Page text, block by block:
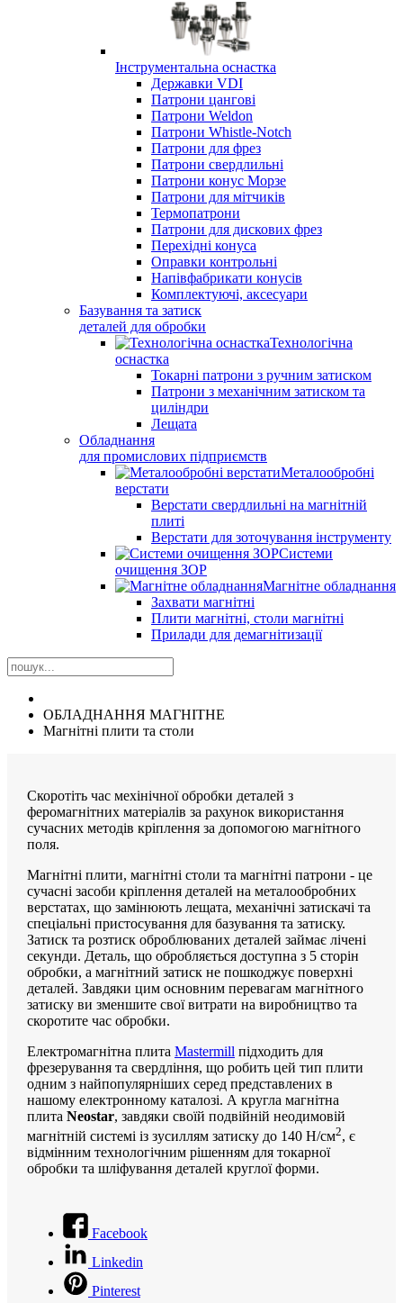
Інструментальна оснастка
Державки VDI
Патрони цангові
Патрони Weldon
Патрони Whistle-Notch
Патрони для фрез
Патрони свердлильні
Патрони конус Морзе
Патрони для мітчиків
Термопатрони
Патрони для дискових фрез
Перехідні конуса
Оправки контрольні
Напівфабрикати конусів
Комплектуючі, аксесуари
Базування та затиск
деталей для обробки
Технологічна
оснастка
Токарні патрони з ручним затиском
Патрони з механічним затиском та
циліндри
Лещата
Обладнання
для промислових підприємств
Металообробні
верстати
Верстати свердлильні на магнітній
плиті
Верстати для зоточування інструменту
Системи
очищення ЗОР
Магнітне обладнання
Захвати магнітні
Плити магнітні, столи магнітні
Прилади для демагнітизації
ОБЛАДНАННЯ МАГНІТНЕ
Магнітні плити та столи
Скоротіть час мехінічної обробки деталей з
феромагнітних матеріалів за рахунок використання
сучасних методів кріплення за допомогою магнітного
поля.
Магнітні плити, магнітні столи та магнітні патрони - це
сучасні засоби кріплення деталей на металообробних
верстатах, що замінюють лещата, механічні затискачі та
спеціальні пристосування для базування та затиску.
Затиск та розтиск оброблюваних деталей займає лічені
секунди. Деталь, що обробляється доступна з 5 сторін
обробки, а магнітний затиск не пошкоджує поверхні
деталей. Завдяки цим основним перевагам магнітного
затиску ви зменшите свої витрати на виробництво та
скоротите час обробки.
Електромагнітна плита Mastermill підходить для
фрезерування та свердління, що робить цей тип плити
одним з найпопулярніших серед представлених в
нашому електронному каталозі. А кругла магнітна
плита Neostar, завдяки своїй подвійній неодимовій
магнітній системі із зусиллям затиску до 140 Н/см2, є
відмінним технологічним рішенням для токарної
обробки та шліфування деталей круглої форми.
Facebook
Linkedin
Pinterest